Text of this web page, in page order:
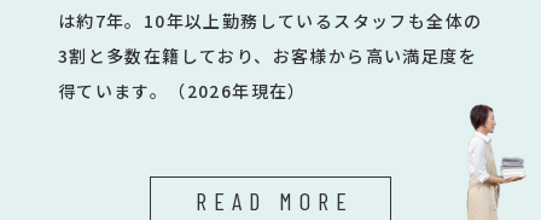
は約7年。10年以上勤務しているスタッフも全体の
3割と多数在籍しており、お客様から高い満足度を
得ています。（2026年現在）
READ MORE